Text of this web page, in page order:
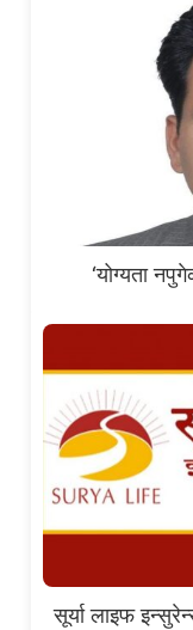
‘योग्यता
सूर्या लाइफ